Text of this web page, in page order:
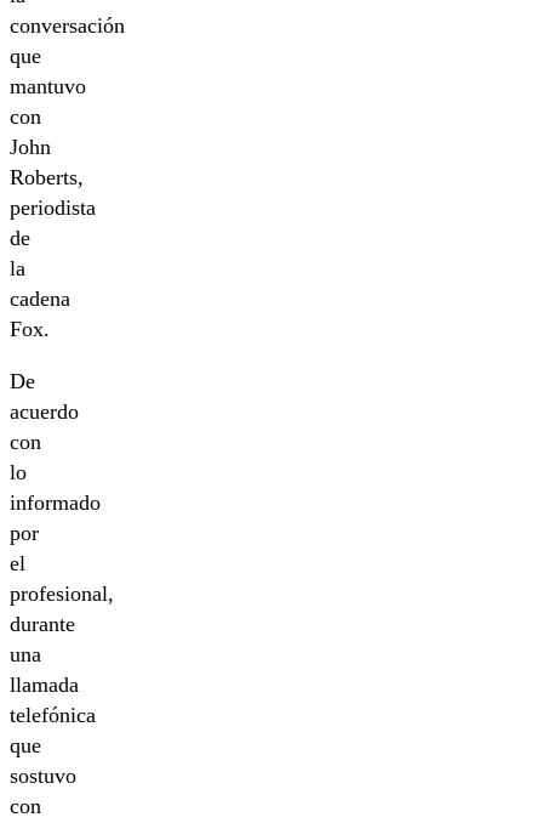
conversación
que
mantuvo
con
John
Roberts,
periodista
de
la
cadena
Fox.
De
acuerdo
con
lo
informado
por
el
profesional,
durante
una
llamada
telefónica
que
sostuvo
con